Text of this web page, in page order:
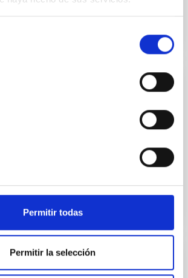
Permitir todas
Permitir la selección
es la medida habitual de cuánto brilla
del cielo.